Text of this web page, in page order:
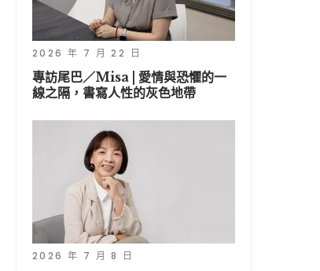
2026 年 7 月 22 日
專訪尾巴／Misa | 愛情與恐懼的一
線之隔，書寫人性的灰色地帶
2026 年 7 月 8 日